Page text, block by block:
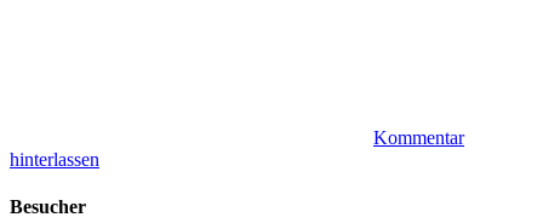
Kommentar
hinterlassen
Besucher